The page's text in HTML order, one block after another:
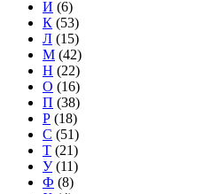
И (6)
К (53)
Л (15)
М (42)
Н (22)
О (16)
П (38)
Р (18)
С (51)
Т (21)
У(11)
Ф (8)